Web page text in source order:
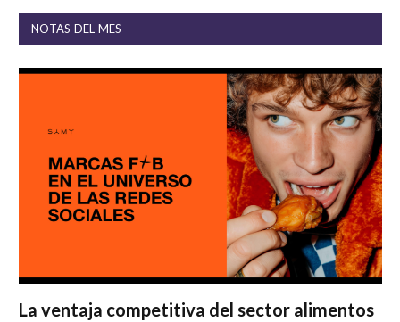
NOTAS DEL MES
La ventaja competitiva del sector alimentos